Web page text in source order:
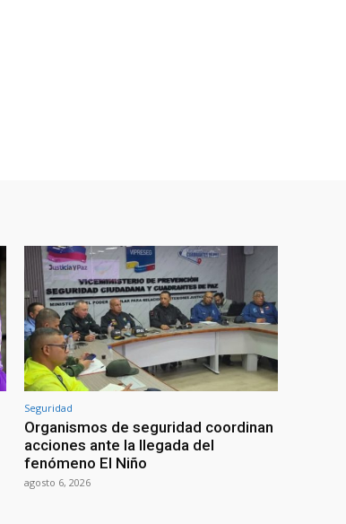
Seguridad
Organismos de seguridad coordinan
acciones ante la llegada del
fenómeno El Niño
agosto 6, 2026